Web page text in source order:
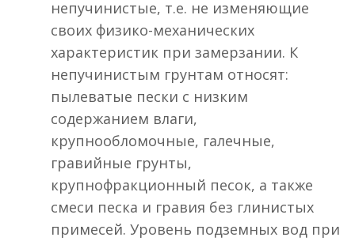
непучинистые, т.е. не изменяющие
своих физико-механических
характеристик при замерзании. К
непучинистым грунтам относят:
пылеватые пески с низким
содержанием влаги,
крупнообломочные, галечные,
гравийные грунты,
крупнофракционный песок, а также
смеси песка и гравия без глинистых
примесей. Уровень подземных вод при